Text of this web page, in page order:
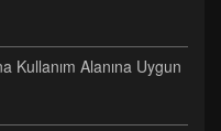
Kullanım Alanına Uygun